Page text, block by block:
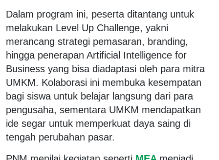
Dalam program ini, peserta ditantang untuk
melakukan Level Up Challenge, yakni
merancang strategi pemasaran, branding,
hingga penerapan Artificial Intelligence for
Business yang bisa diadaptasi oleh para mitra
UMKM. Kolaborasi ini membuka kesempatan
bagi siswa untuk belajar langsung dari para
pengusaha, sementara UMKM mendapatkan
ide segar untuk memperkuat daya saing di
tengah perubahan pasar.